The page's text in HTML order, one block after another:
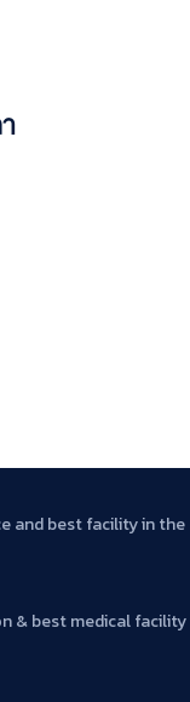
and best facility in the
& best medical facility